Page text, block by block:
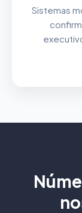
Sistemas